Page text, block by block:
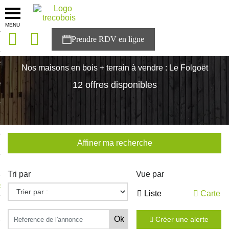
MENU
solutions
Trecobois
à NESTOR
Nos maisons en bois + terrain à vendre : Le Folgoët
12 offres disponibles
Affiner ma recherche
Tri par Vue par
Liste Carte
Créer une alerte